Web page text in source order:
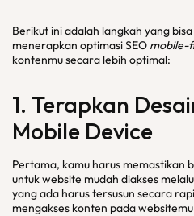
Berikut ini adalah langkah yang
menerapkan optimasi SEO mobile-
kontenmu secara lebih optimal:
1. Terapkan
Mobile Device
Pertama, kamu harus memastikan
untuk website mudah diakses
yang ada harus tersusun secara
mengakses konten pada